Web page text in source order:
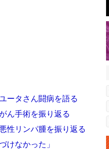
ータさん闘病を語る
ん手術を振り返る
性リンパ腫を振り返る
けなかった」